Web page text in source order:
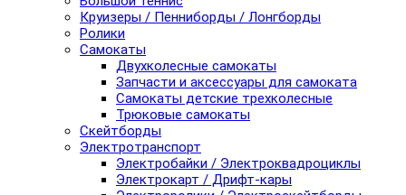
Круизеры / Пенниборды / Лонгборды
Ролики
Самокаты
Двухколесные самокаты
Запчасти и аксессуары для самоката
Самокаты детские трехколесные
Трюковые самокаты
Скейтборды
Электротранспорт
Электробайки / Электроквадроциклы
Электрокарт / Дрифт-кары